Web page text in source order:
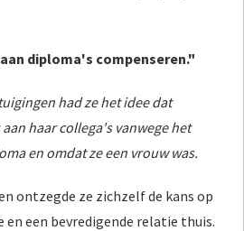
diploma's compenseren."
had ze het idee dat
aan haar collega's vanwege het
en omdat ze een vrouw was.
ontzegde ze zichzelf de kans op
en een bevredigende relatie thuis.